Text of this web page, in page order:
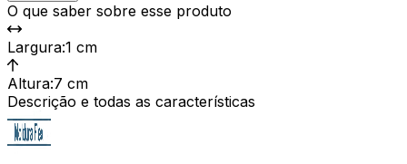
O que saber sobre esse produto
Largura:1 cm
Altura:7 cm
Descrição e todas as características